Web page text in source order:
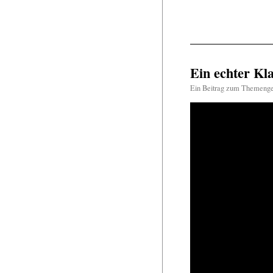
Ein echter
Ein Beitrag zum